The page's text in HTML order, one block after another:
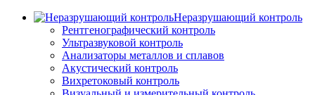
Неразрушающий контроль
Рентгенографический контроль
Ультразвуковой контроль
Анализаторы металлов и сплавов
Акустический контроль
Вихретоковый контроль